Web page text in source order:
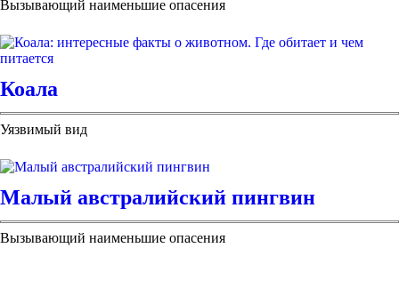
Вызывающий наименьшие опасения
Коала
Уязвимый вид
Малый австралийский пингвин
Вызывающий наименьшие опасения